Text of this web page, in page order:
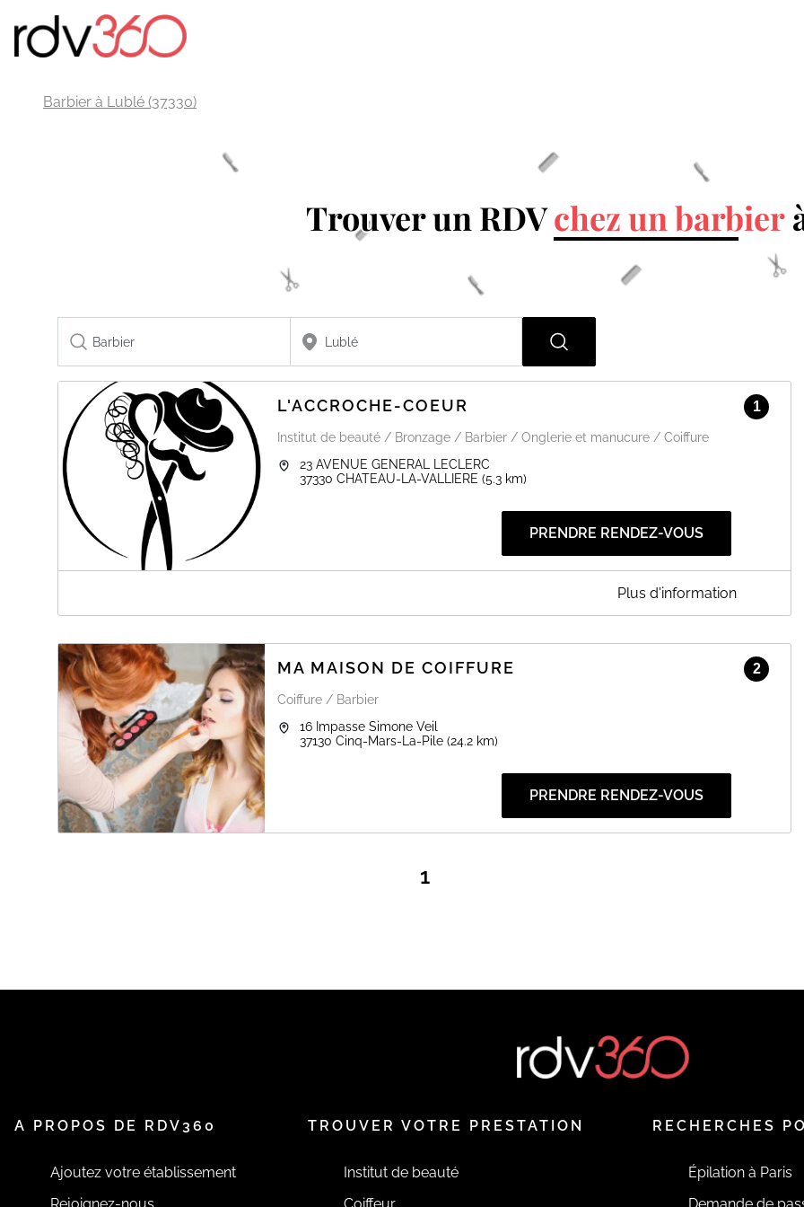
Barbier à Lublé (37330)
Trouver un RDVchez un barbier
L'ACCROCHE-COEUR 1
Institut de beauté / Bronzage / Barbier / Onglerie et manucure / Coiffure
23 AVENUE GENERAL LECLERC
37330 CHATEAU-LA-VALLIERE (5.3 km)
PRENDRE RENDEZ-VOUS
bien-être et esthétique !
Plus d'information
MA MAISON DE COIFFURE 2
Coiffure / Barbier
16 Impasse Simone Veil
37130 Cinq-Mars-La-Pile (24.2 km)
PRENDRE RENDEZ-VOUS
1
A PROPOS DE RDV360
Ajoutez votre établissement
TROUVER VOTRE PRESTATION
Institut de beauté
RECHERCHES
Épilation à Paris